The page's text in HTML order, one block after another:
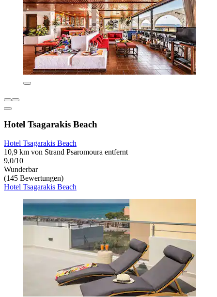
Hotel Tsagarakis Beach
Hotel Tsagarakis Beach
10,9 km von Strand Psaromoura entfernt
9,0/10
Wunderbar
(145 Bewertungen)
Hotel Tsagarakis Beach